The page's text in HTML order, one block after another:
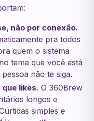
não por conexão.
pra todos
quem o sistema
tema que você está
não te siga.
que likes. O 360Brew
longos e
simples e